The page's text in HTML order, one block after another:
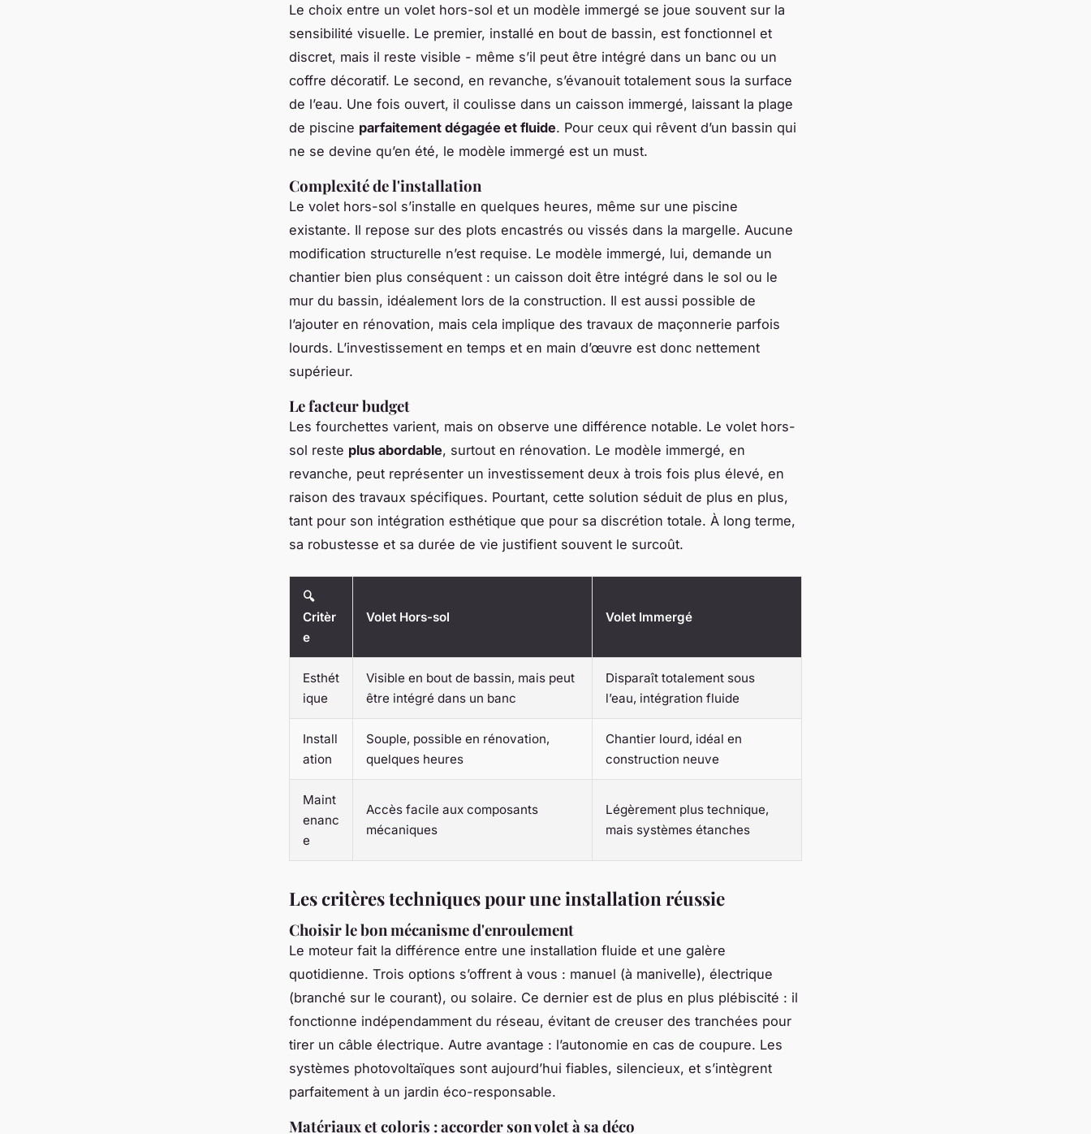
Le choix entre un volet hors-sol et un modèle immergé se joue souvent sur la
sensibilité visuelle. Le premier, installé en bout de bassin, est fonctionnel et
discret, mais il reste visible - même s’il peut être intégré dans un banc ou un
coffre décoratif. Le second, en revanche, s’évanouit totalement sous la surface
de l’eau. Une fois ouvert, il coulisse dans un caisson immergé, laissant la plage
de piscine parfaitement dégagée et fluide. Pour ceux qui rêvent d’un bassin qui
ne se devine qu’en été, le modèle immergé est un must.
Complexité de l'installation
Le volet hors-sol s’installe en quelques heures, même sur une piscine
existante. Il repose sur des plots encastrés ou vissés dans la margelle. Aucune
modification structurelle n’est requise. Le modèle immergé, lui, demande un
chantier bien plus conséquent : un caisson doit être intégré dans le sol ou le
mur du bassin, idéalement lors de la construction. Il est aussi possible de
l’ajouter en rénovation, mais cela implique des travaux de maçonnerie parfois
lourds. L’investissement en temps et en main d’œuvre est donc nettement
supérieur.
Le facteur budget
Les fourchettes varient, mais on observe une différence notable. Le volet hors-
sol reste plus abordable, surtout en rénovation. Le modèle immergé, en
revanche, peut représenter un investissement deux à trois fois plus élevé, en
raison des travaux spécifiques. Pourtant, cette solution séduit de plus en plus,
tant pour son intégration esthétique que pour sa discrétion totale. À long terme,
sa robustesse et sa durée de vie justifient souvent le surcoût.
🔍
Critèr
e
Volet Hors-sol Volet Immergé
Esthét
ique
Visible en bout de bassin, mais peut
être intégré dans un banc
Disparaît totalement sous
l’eau, intégration fluide
Install
ation
Souple, possible en rénovation,
quelques heures
Chantier lourd, idéal en
construction neuve
Maint
enanc
e
Accès facile aux composants
mécaniques
Légèrement plus technique,
mais systèmes étanches
Les critères techniques pour une installation réussie
Choisir le bon mécanisme d'enroulement
Le moteur fait la différence entre une installation fluide et une galère
quotidienne. Trois options s’offrent à vous : manuel (à manivelle), électrique
(branché sur le courant), ou solaire. Ce dernier est de plus en plus plébiscité : il
fonctionne indépendamment du réseau, évitant de creuser des tranchées pour
tirer un câble électrique. Autre avantage : l’autonomie en cas de coupure. Les
systèmes photovoltaïques sont aujourd’hui fiables, silencieux, et s’intègrent
parfaitement à un jardin éco-responsable.
Matériaux et coloris : accorder son volet à sa déco